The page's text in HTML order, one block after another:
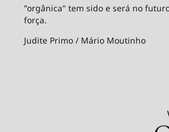
"orgânica" tem sido e será no
força.
Judite Primo / Mário Moutinho